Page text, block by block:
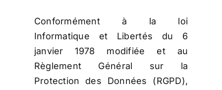
Conformément à la loi
Informatique et Libertés du 6
janvier 1978 modifiée et au
Règlement Général sur la
Protection des Données (RGPD),